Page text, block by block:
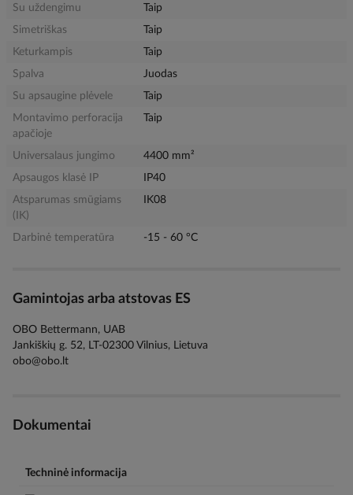
Su uždengimu
Taip
Simetriškas
Taip
Keturkampis
Taip
Spalva
Juodas
Su apsaugine plėvele
Taip
Montavimo perforacija
apačioje
Taip
Universalaus jungimo
4400 mm²
Apsaugos klasė IP
IP40
Atsparumas smūgiams
(IK)
IK08
Darbinė temperatūra -15 - 60 °C
Gamintojas arba atstovas ES
OBO Bettermann, UAB
Jankiškių g. 52, LT-02300 Vilnius, Lietuva
obo@obo.lt
Dokumentai
Techninė informacija